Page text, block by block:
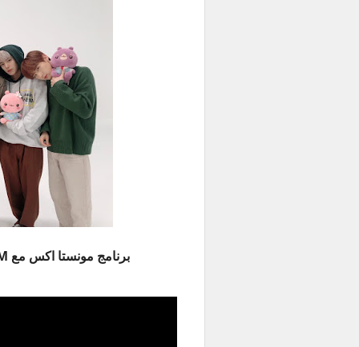
برنامج مونستا اكس مع TWOTUCKGOM الحلقة 10 مترجمة للعربية